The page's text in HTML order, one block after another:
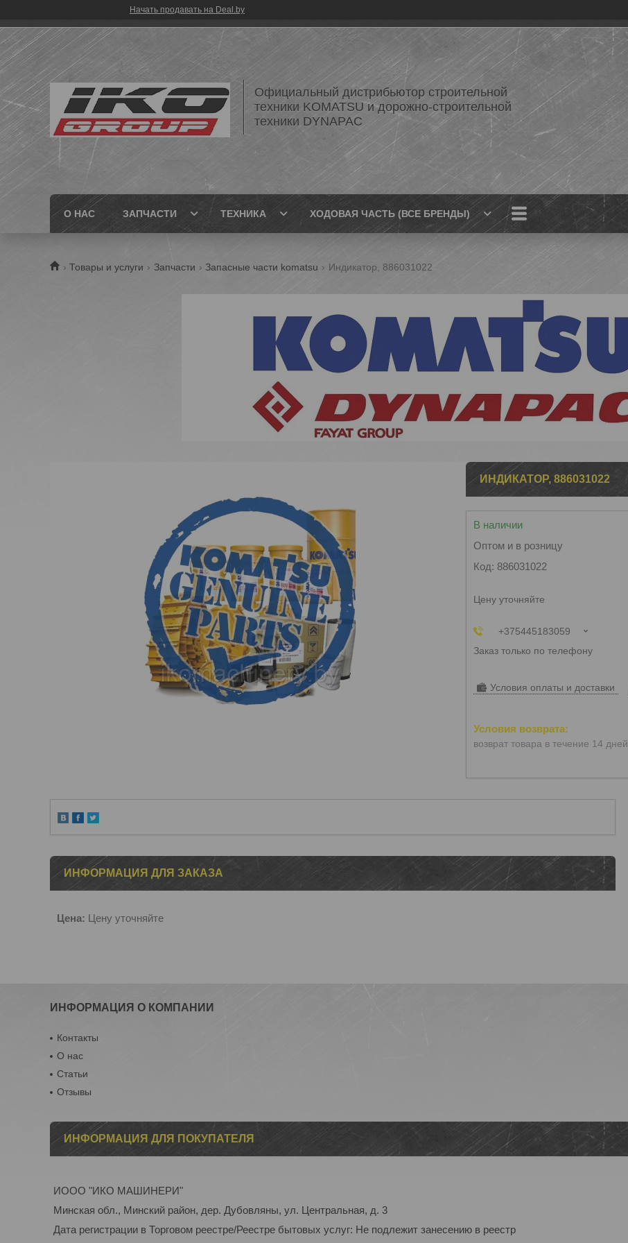
Начать продавать на Deal.by
Официальный дистрибьютор строительной
техники KOMATSU и дорожно-строительной
техники DYNAPAC
О НАС ЗАПЧАСТИ ТЕХНИКА ХОДОВАЯ ЧАСТЬ (ВСЕ БРЕНДЫ)
Товары и услуги Запчасти Запасные части komatsu Индикатор, 886031022
ИНДИКАТОР, 886031022
В наличии
Оптом и в розницу
Код: 886031022
Цену уточняйте
+375445183059
Заказ только по телефону
Условия оплаты и доставки
возврат товара в течение 14 дней
ИНФОРМАЦИЯ ДЛЯ ЗАКАЗА
Цена: Цену уточняйте
ИНФОРМАЦИЯ О КОМПАНИИ
Контакты
О нас
Статьи
Отзывы
ИНФОРМАЦИЯ ДЛЯ ПОКУПАТЕЛЯ
ИООО "ИКО МАШИНЕРИ"
Минская обл., Минский район, дер. Дубовляны, ул. Центральная, д. 3
Дата регистрации в Торговом реестре/Реестре бытовых услуг: Не подлежит занесению в реестр